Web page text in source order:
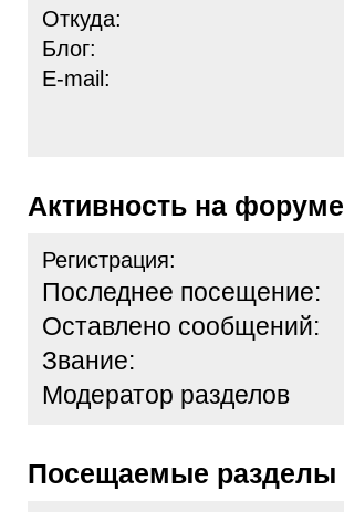
Откуда:
Блог:
E-mail:
Активность на форуме
Регистрация:
Последнее посещение:
Оставлено сообщений:
Звание:
Модератор разделов
Посещаемые разделы